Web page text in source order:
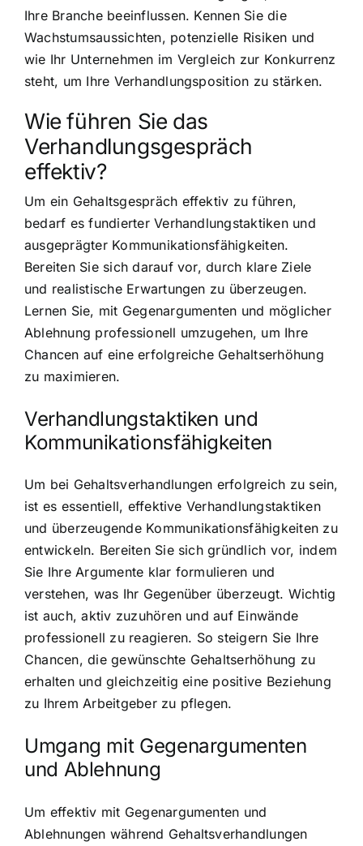
Ihre Branche beeinflussen. Kennen Sie die
Wachstumsaussichten, potenzielle Risiken und
wie Ihr Unternehmen im Vergleich zur Konkurrenz
steht, um Ihre Verhandlungsposition zu stärken.
Wie führen Sie das
Verhandlungsgespräch
effektiv?
Um ein Gehaltsgespräch effektiv zu führen,
bedarf es fundierter Verhandlungstaktiken und
ausgeprägter Kommunikationsfähigkeiten.
Bereiten Sie sich darauf vor, durch klare Ziele
und realistische Erwartungen zu überzeugen.
Lernen Sie, mit Gegenargumenten und möglicher
Ablehnung professionell umzugehen, um Ihre
Chancen auf eine erfolgreiche Gehaltserhöhung
zu maximieren.
Verhandlungstaktiken und
Kommunikationsfähigkeiten
Um bei Gehaltsverhandlungen erfolgreich zu sein,
ist es essentiell, effektive Verhandlungstaktiken
und überzeugende Kommunikationsfähigkeiten zu
entwickeln. Bereiten Sie sich gründlich vor, indem
Sie Ihre Argumente klar formulieren und
verstehen, was Ihr Gegenüber überzeugt. Wichtig
ist auch, aktiv zuzuhören und auf Einwände
professionell zu reagieren. So steigern Sie Ihre
Chancen, die gewünschte Gehaltserhöhung zu
erhalten und gleichzeitig eine positive Beziehung
zu Ihrem Arbeitgeber zu pflegen.
Umgang mit Gegenargumenten
und Ablehnung
Um effektiv mit Gegenargumenten und
Ablehnungen während Gehaltsverhandlungen